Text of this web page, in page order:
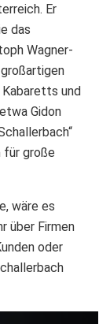
Er
das
Wagner-
Kabaretts und
Gidon
für große
wäre es
über Firmen
oder